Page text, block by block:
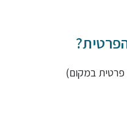
פרטית במקום)